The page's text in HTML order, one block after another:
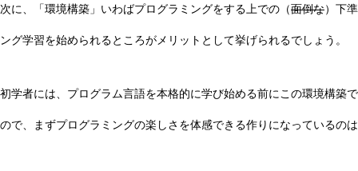
次に、「環境構築」いわばプログラミングをする上での（面倒な）下
ング学習を始められるところがメリットとして挙げられるでしょう。
初学者には、プログラム言語を本格的に学び始める前にこの環境構築
ので、まずプログラミングの楽しさを体感できる作りになっているの